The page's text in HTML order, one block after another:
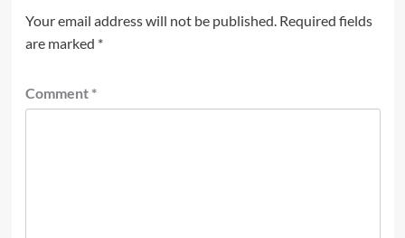
Your email address will not be published. Required fields
are marked *
Comment *